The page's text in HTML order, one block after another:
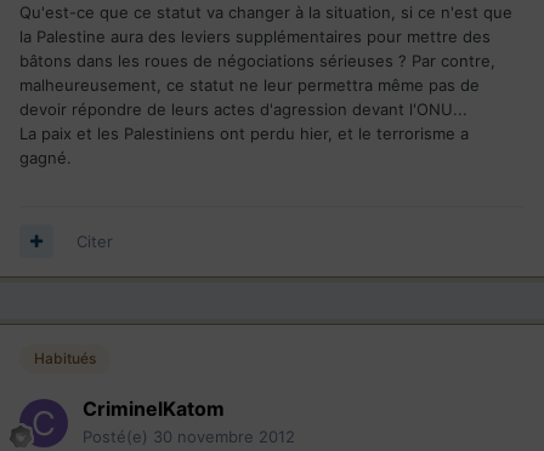
Qu'est-ce que ce statut va changer à la situation, si ce n'est que
la Palestine aura des leviers supplémentaires pour mettre des
bâtons dans les roues de négociations sérieuses ? Par contre,
malheureusement, ce statut ne leur permettra même pas de
devoir répondre de leurs actes d'agression devant l'ONU...
La paix et les Palestiniens ont perdu hier, et le terrorisme a
gagné.
Citer
Habitués
CriminelKatom
Posté(e) 30 novembre 2012